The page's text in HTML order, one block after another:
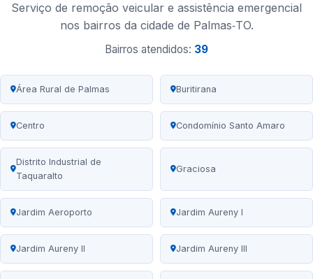
Serviço de remoção veicular e assistência emergencial
nos bairros da cidade de Palmas‑TO.
Bairros atendidos: 39
Área Rural de Palmas Buritirana
Centro Condomínio Santo Amaro
Distrito Industrial de
Taquaralto
Graciosa
Jardim Aeroporto Jardim Aureny I
Jardim Aureny II Jardim Aureny III